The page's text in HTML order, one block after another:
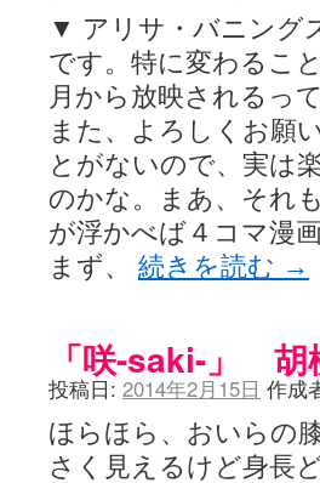
またの名を咲ブログ - 咲-Saki- / 男
あっちが変 / あっちが変 (08:31)
BBKN BLOG / トップページ（サイト
あにてつ！ / 千里山に行ってきまし
さくやこのはな - 咲 -saki- / 末の千
凡人の私 / ステルス坂こと咲-Saki-5
嶺上開花自摸 / Last day of Summer
おもちもちもち - 咲-Saki- / ５・８
かんむりとかげ - 咲-Saki- / 立先生の
咲-Saki- | にゅいのって / 咲-Saki-臨
咲-Saki-ブログ！～麻雀下手でも咲
嶺上航路 / ドラフト前日なので中
紺フェス - 咲-Saki- / 【越谷SS】と
ユズポニッキ - 咲-Saki- / ☆ #咲実
ああ、あの牌？ - 咲-Saki- / シノハ
宮守大好き帳 / 告知 (13:04)
麻雀アニメ＆麻雀ゲームあれこ
ばるのまーじゃん日和 - 咲-saki- /
▼ アリサ・バニング
です。特に変わるこ
月から放映されるっ
また、よろしくお願
とがないので、実は
のかな。まあ、それ
が浮かべば４コマ漫
まず、 続きを読む →
「咲-saki-」 胡
投稿日: 2014年2月15日 作成
ほらほら、おいらの
さく見えるけど身長